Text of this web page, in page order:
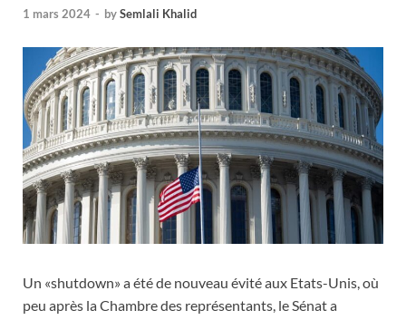
1 mars 2024 - bySemlali Khalid
Un «shutdown» a été de nouveau évité aux Etats-Unis, où
peu après la Chambre des représentants, le Sénat a